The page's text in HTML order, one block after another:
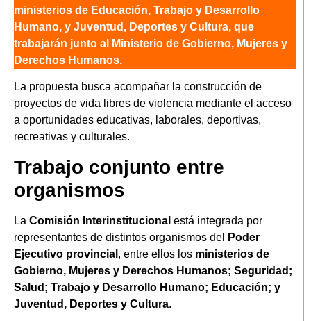
ministerios de Educación, Trabajo y Desarrollo
Humano, y Juventud, Deportes y Cultura, que
trabajarán junto al Ministerio de Gobierno, Mujeres y
Derechos Humanos.
La propuesta busca acompañar la construcción de
proyectos de vida libres de violencia mediante el acceso
a oportunidades educativas, laborales, deportivas,
recreativas y culturales.
Trabajo conjunto entre
organismos
La Comisión Interinstitucional está integrada por
representantes de distintos organismos del
Poder
Ejecutivo provincial , entre ellos los ministerios de
Gobierno, Mujeres y Derechos Humanos; Seguridad;
Salud; Trabajo y Desarrollo Humano; Educación; y
Juventud, Deportes y Cultura.